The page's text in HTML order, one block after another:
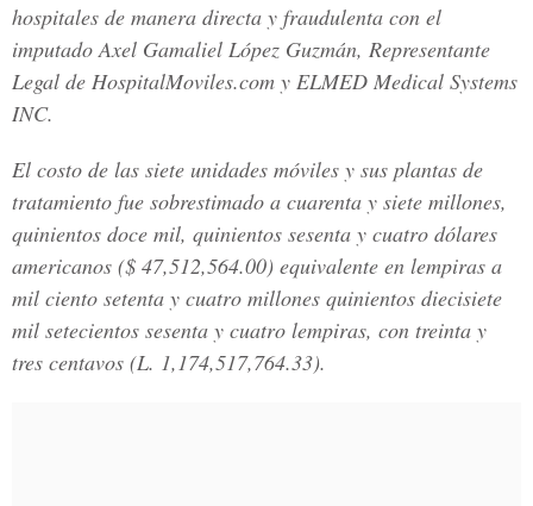
hospitales de manera directa y fraudulenta con el
imputado Axel Gamaliel López Guzmán, Representante
Legal de HospitalMoviles.com y ELMED Medical Systems
INC.
El costo de las siete unidades móviles y sus plantas de
tratamiento fue sobrestimado a cuarenta y siete millones,
quinientos doce mil, quinientos sesenta y cuatro dólares
americanos ($ 47,512,564.00) equivalente en lempiras a
mil ciento setenta y cuatro millones quinientos diecisiete
mil setecientos sesenta y cuatro lempiras, con treinta y
tres centavos (L. 1,174,517,764.33).